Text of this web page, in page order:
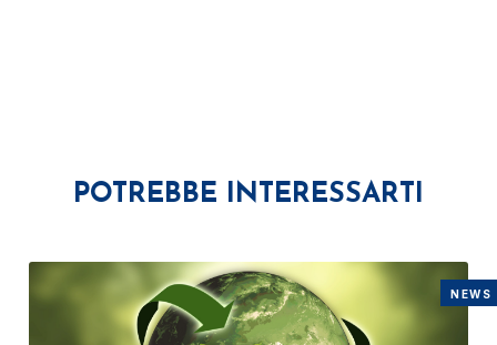
POTREBBE INTERESSARTI
NEWS